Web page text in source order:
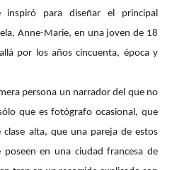
para diseñar el principal
Anne-Marie, en una joven de 18
por los años cincuenta, época y
persona un narrador del que no
que es fotógrafo ocasional, que
alta, que una pareja de estos
en una ciudad francesa de